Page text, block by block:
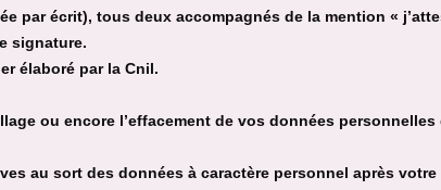
par écrit), tous deux accompagnés de la mention «
signature.
élaboré par la Cnil.
ou encore l’effacement de vos données personnelles
au sort des données à caractère personnel après